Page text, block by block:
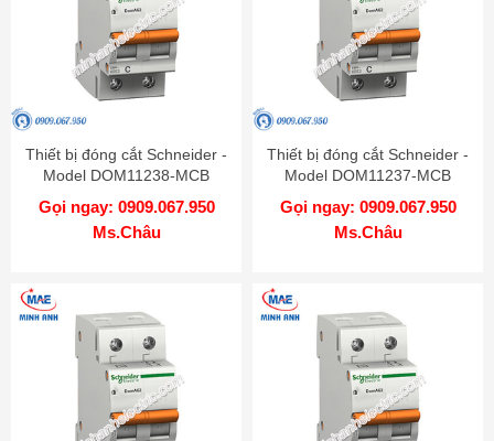
Thiết bị đóng cắt Schneider -
Model DOM11238-MCB
Gọi ngay: 0909.067.950
Ms.Châu
Thiết bị đóng cắt Schneider -
Model DOM11237-MCB
Gọi ngay: 0909.067.950
Ms.Châu